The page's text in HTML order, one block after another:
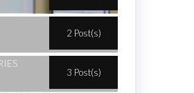
2 Post(s)
3 Post(s)